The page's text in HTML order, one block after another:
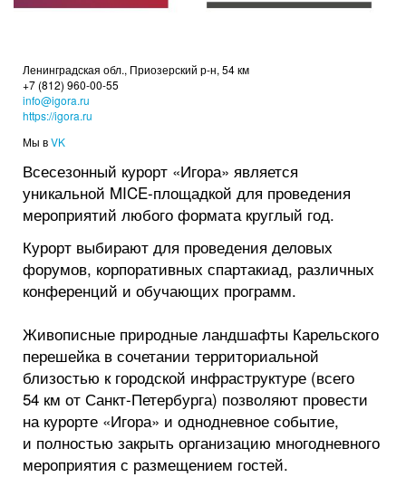
Ленинградская обл., Приозерский р-н, 54 км
+7 (812) 960-00-55
info@igora.ru
https://igora.ru
Мы вVK
Всесезонный курорт «Игора» является
уникальной MICE-площадкой для проведения
мероприятий любого формата круглый год.
Курорт выбирают для проведения деловых
форумов, корпоративных спартакиад, различных
конференций и обучающих программ.
Живописные природные ландшафты Карельского
перешейка в сочетании территориальной
близостью к городской инфраструктуре (всего
54 км от Санкт-Петербурга) позволяют провести
на курорте «Игора» и однодневное событие,
и полностью закрыть организацию многодневного
мероприятия с размещением гостей.